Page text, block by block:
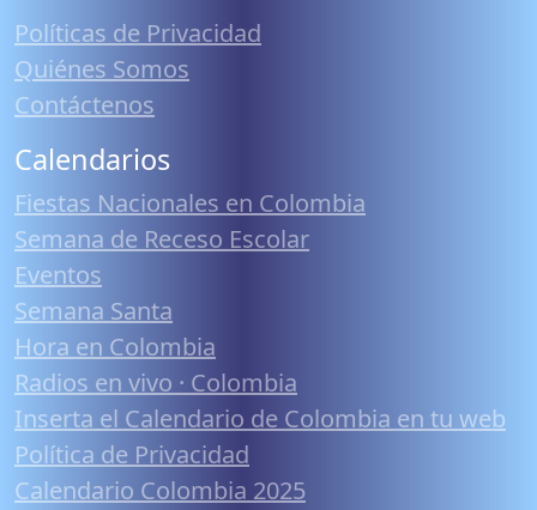
Políticas de Privacidad
Quiénes Somos
Contáctenos
Calendarios
Fiestas Nacionales en Colombia
Semana de Receso Escolar
Eventos
Semana Santa
Hora en Colombia
Radios en vivo · Colombia
Inserta el Calendario de Colombia en tu web
Política de Privacidad
Calendario Colombia 2025